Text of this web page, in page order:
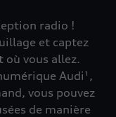
radio !
et captez
vous allez.
Audi¹,
vous pouvez
de manière